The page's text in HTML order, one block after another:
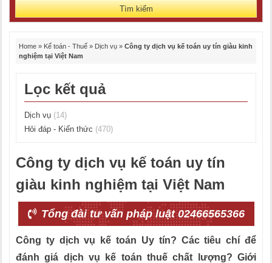
Tìm kiếm
Home » Kế toán - Thuế » Dịch vụ » Công ty dịch vụ kế toán uy tín giàu kinh
nghiệm tại Việt Nam
Lọc kết quả
Dịch vụ (14)
Hỏi đáp - Kiến thức (470)
Công ty dịch vụ kế toán uy tín
giàu kinh nghiệm tại Việt Nam
Tổng đài tư vấn pháp luật 02466565366
Công ty dịch vụ kế toán Uy tín? Các tiêu chí để
đánh giá dịch vụ kế toán thuế chất lượng? Giới